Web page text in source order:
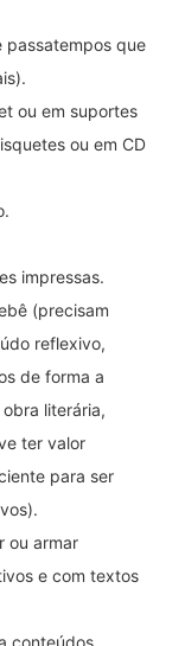
passatempos que
ou em suportes
ou em CD
impressas.
(precisam
reflexivo,
de forma a
literária,
ter valor
para ser
ou armar
e com textos